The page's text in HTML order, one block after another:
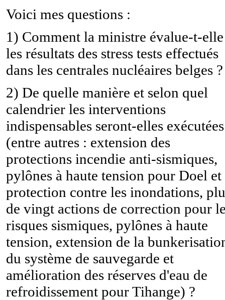
Voici mes questions :
1) Comment la ministre évalue-t-elle
les résultats des stress tests effectués
dans les centrales nucléaires belges ?
2) De quelle manière et selon quel
calendrier les interventions
indispensables seront-elles exécutées
(entre autres : extension des
protections incendie anti-sismiques,
pylônes à haute tension pour Doel et
protection contre les inondations,
de vingt actions de correction pour
risques sismiques, pylônes à haute
tension, extension de la
du système de sauvegarde et
amélioration des réserves d'eau de
refroidissement pour Tihange) ?